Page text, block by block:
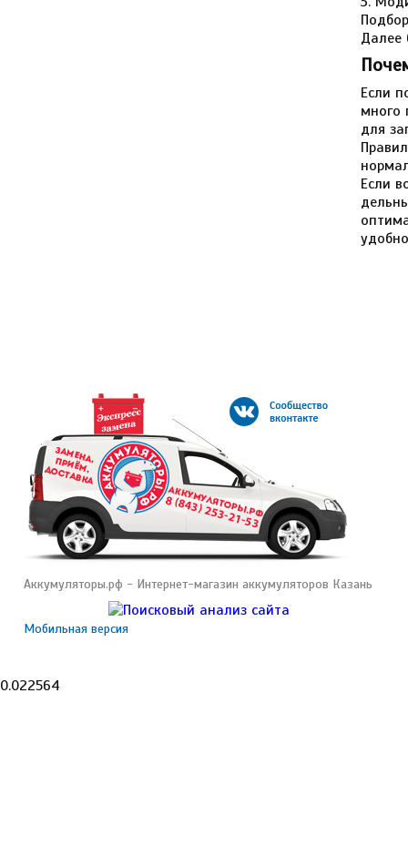
Далее
Если
много
для
Если
Аккумуляторы.рф - Интернет-магазин аккумуляторов Казань
Мобильная версия
0.022564